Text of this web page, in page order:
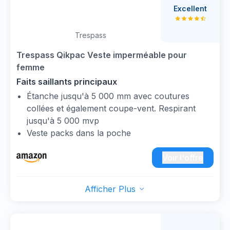
Trespass
Trespass Qikpac Veste imperméable pour
femme
Faits saillants principaux
Étanche jusqu'à 5 000 mm avec coutures
collées et également coupe-vent. Respirant
jusqu'à 5 000 mvp
Veste packs dans la poche
Standard
Rabat tempête intérieur sur toute la longueur
Poignets élastiques
Excellent
Afficher Plus